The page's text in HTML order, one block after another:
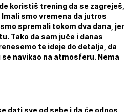
koristiš trening da se zagreješ,
smo vremena da jutros
spremali tokom dva dana, jer
Tako da sam juče i danas
te ideje do detalja, da
navikao na atmosferu. Nema
dati sve od sebe i da će odnos